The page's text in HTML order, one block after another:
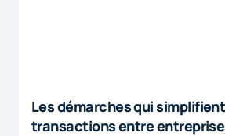
Les démarches qui
transactions entre